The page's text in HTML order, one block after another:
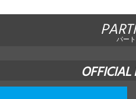
パー
OFFICIAL